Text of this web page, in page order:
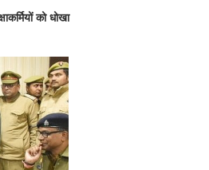
को धोखा